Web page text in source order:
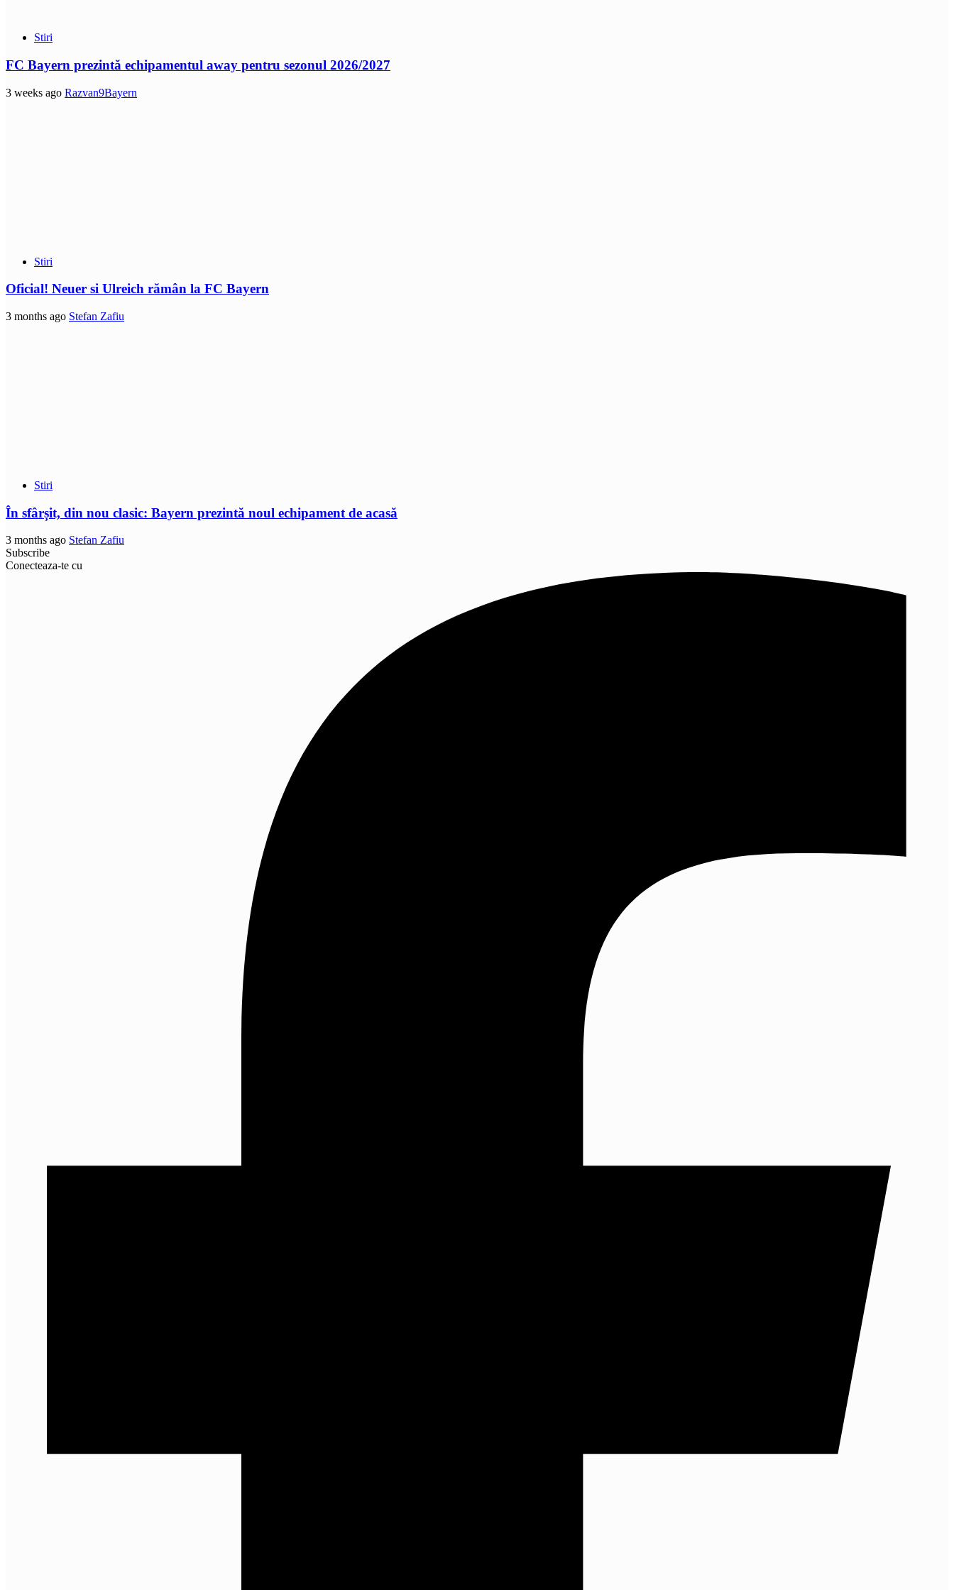
Stiri
FC Bayern prezintă echipamentul away pentru sezonul 2026/2027
3 weeks ago Razvan9Bayern
Stiri
Oficial! Neuer si Ulreich rămân la FC Bayern
3 months ago Stefan Zafiu
Stiri
În sfârșit, din nou clasic: Bayern prezintă noul echipament de acasă
3 months ago Stefan Zafiu
Subscribe
Conecteaza-te cu